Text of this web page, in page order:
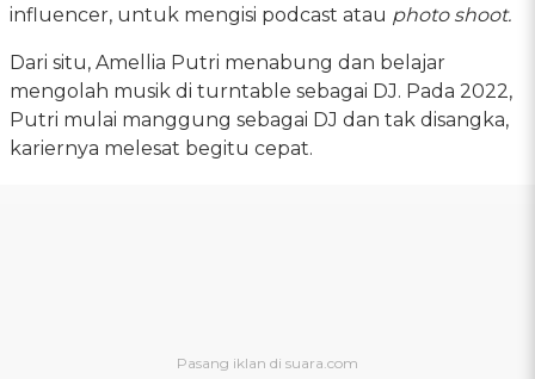
influencer, untuk mengisi podcast atau photo shoot.
Dari situ, Amellia Putri menabung dan belajar
mengolah musik di turntable sebagai DJ. Pada 2022,
Putri mulai manggung sebagai DJ dan tak disangka,
kariernya melesat begitu cepat.